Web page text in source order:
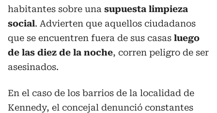
habitantes sobre una supuesta limpieza
social. Advierten que aquellos ciudadanos
que se encuentren fuera de sus casas luego
de las diez de la noche, corren peligro de ser
asesinados.
En el caso de los barrios de la localidad de
Kennedy, el concejal denunció constantes